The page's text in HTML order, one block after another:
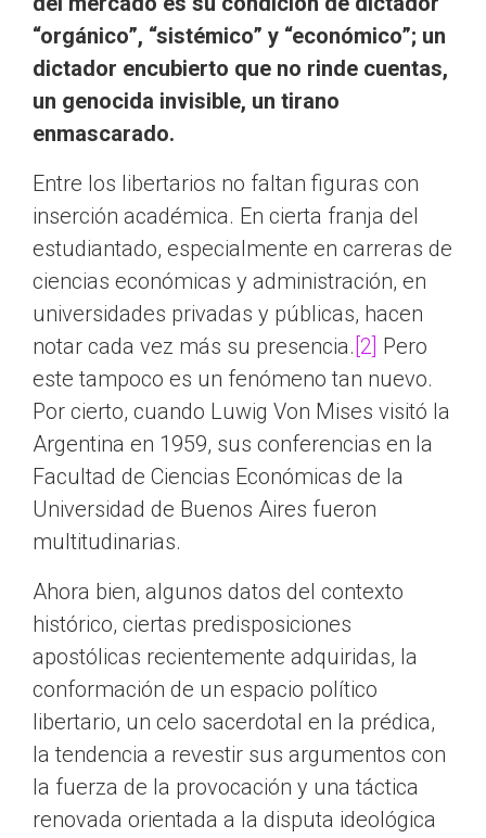
“orgánico”, “sistémico” y “económico”; un
dictador encubierto que no rinde cuentas,
un genocida invisible, un tirano
enmascarado.
Entre los libertarios no faltan figuras con
inserción académica. En cierta franja del
estudiantado, especialmente en carreras de
ciencias económicas y administración, en
universidades privadas y públicas, hacen
notar cada vez más su presencia. [2] Pero
este tampoco es un fenómeno tan nuevo.
Por cierto, cuando Luwig Von Mises visitó la
Argentina en 1959, sus conferencias en la
Facultad de Ciencias Económicas de la
Universidad de Buenos Aires fueron
multitudinarias.
Ahora bien, algunos datos del contexto
histórico, ciertas predisposiciones
apostólicas recientemente adquiridas, la
conformación de un espacio político
libertario, un celo sacerdotal en la prédica,
la tendencia a revestir sus argumentos con
la fuerza de la provocación y una táctica
renovada orientada a la disputa ideológica